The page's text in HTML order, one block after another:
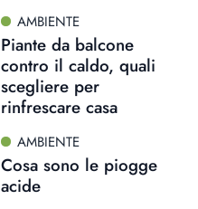
AMBIENTE
Piante da balcone
contro il caldo, quali
scegliere per
rinfrescare casa
AMBIENTE
Cosa sono le piogge
acide